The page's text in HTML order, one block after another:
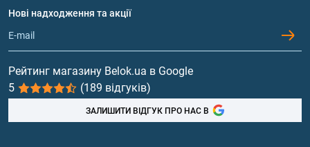
Обмін та повернення
Протеїн
Гейнери
Вітаміни та мінерали
Риб'ячий жир, жирні кислоти
Нові надходження та акції
Рейтинг магазину Belok.ua в Google
5
(189 відгуків)
ЗАЛИШИТИ ВІДГУК ПРО НАС В